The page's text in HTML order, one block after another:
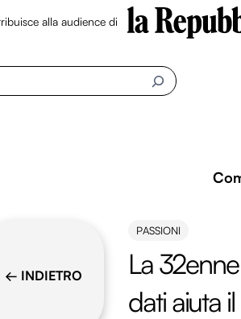
alla audience di
← INDIETRO
PASSIONI
La
dati aiuta